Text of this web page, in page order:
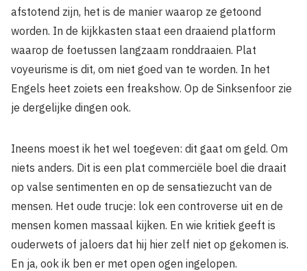
afstotend zijn, het is de manier waarop ze getoond
worden. In de kijkkasten staat een draaiend platform
waarop de foetussen langzaam ronddraaien. Plat
voyeurisme is dit, om niet goed van te worden. In het
Engels heet zoiets een freakshow. Op de Sinksenfoor zie
je dergelijke dingen ook.
Ineens moest ik het wel toegeven: dit gaat om geld. Om
niets anders. Dit is een plat commerciële boel die draait
op valse sentimenten en op de sensatiezucht van de
mensen. Het oude trucje: lok een controverse uit en de
mensen komen massaal kijken. En wie kritiek geeft is
ouderwets of jaloers dat hij hier zelf niet op gekomen is.
En ja, ook ik ben er met open ogen ingelopen.